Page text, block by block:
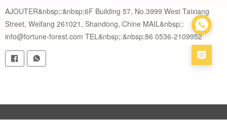
AJOUTER&nbsp;:&nbsp;6F Building 57, No.3999 West Taixiang
Street, Weifang 261021, Shandong, Chine MAIL&nbsp;:
info@fortune-forest.com TEL&nbsp;:&nbsp;86 0536-2109952